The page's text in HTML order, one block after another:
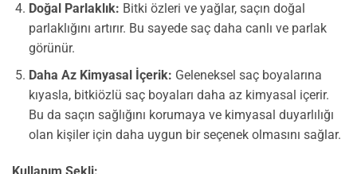
Doğal Parlaklık: Bitki özleri ve yağlar, saçın doğal
parlaklığını artırır. Bu sayede saç daha canlı ve parlak
görünür.
Daha Az Kimyasal İçerik: Geleneksel saç boyalarına
kıyasla, bitkiözlü saç boyaları daha az kimyasal içerir.
Bu da saçın sağlığını korumaya ve kimyasal duyarlılığı
olan kişiler için daha uygun bir seçenek olmasını sağlar.